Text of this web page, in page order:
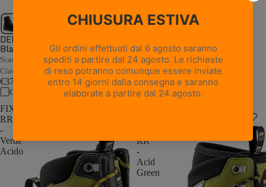
DELIMBER GTX RR BOA -
Black
Scarpone antitaglio da motosega in
Classe 2 con sistema BOA®
€379,00
Confronta
1 recensione
WALD GTX RR - Orange
Scarpone antitaglio da motosega in
Classe 2
€359,00
Confronta
FIXER
RR
-
Verde
Acido
RR
-
Acid
Green